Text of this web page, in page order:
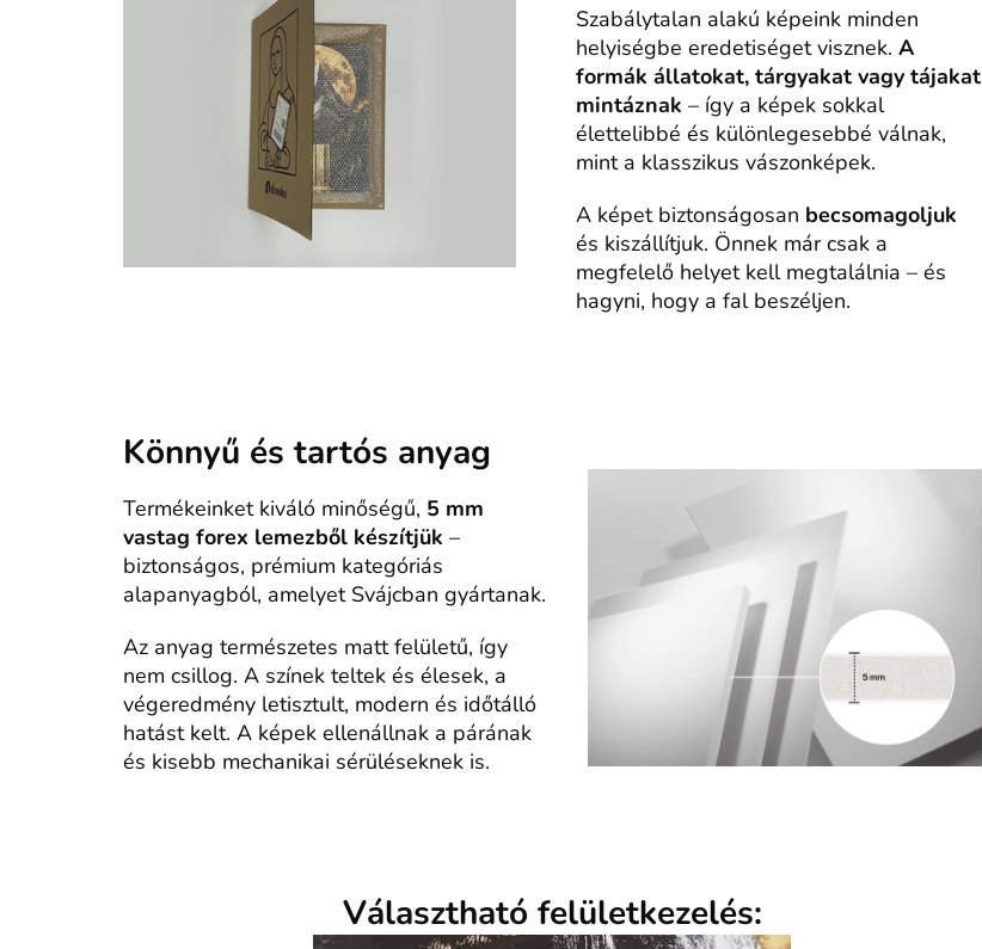
Szabálytalan alakú képeink minden
helyiségbe eredetiséget visznek. A
formák állatokat, tárgyakat vagy tájakat
mintáznak– így a képek sokkal
élettelibbé és különlegesebbé válnak,
mint a klasszikus vászonképek.
A képet biztonságosan becsomagoljuk
és kiszállítjuk. Önnek már csak a
megfelelő helyet kell megtalálnia – és
hagyni, hogy a fal beszéljen.
Könnyű és tartós anyag
Termékeinket kiváló minőségű, 5 mm
vastag forex lemezből készítjük –
biztonságos, prémium kategóriás
alapanyagból, amelyet Svájcban gyártanak.
Az anyag természetes matt felületű, így
nem csillog. A színek teltek és élesek, a
végeredmény letisztult, modern és időtálló
hatást kelt. A képek ellenállnak a párának
és kisebb mechanikai sérüléseknek is.
Választható felületkezelés: